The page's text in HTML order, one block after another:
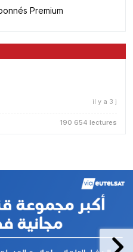
Premium
il y a 3 j
190 654 lectures